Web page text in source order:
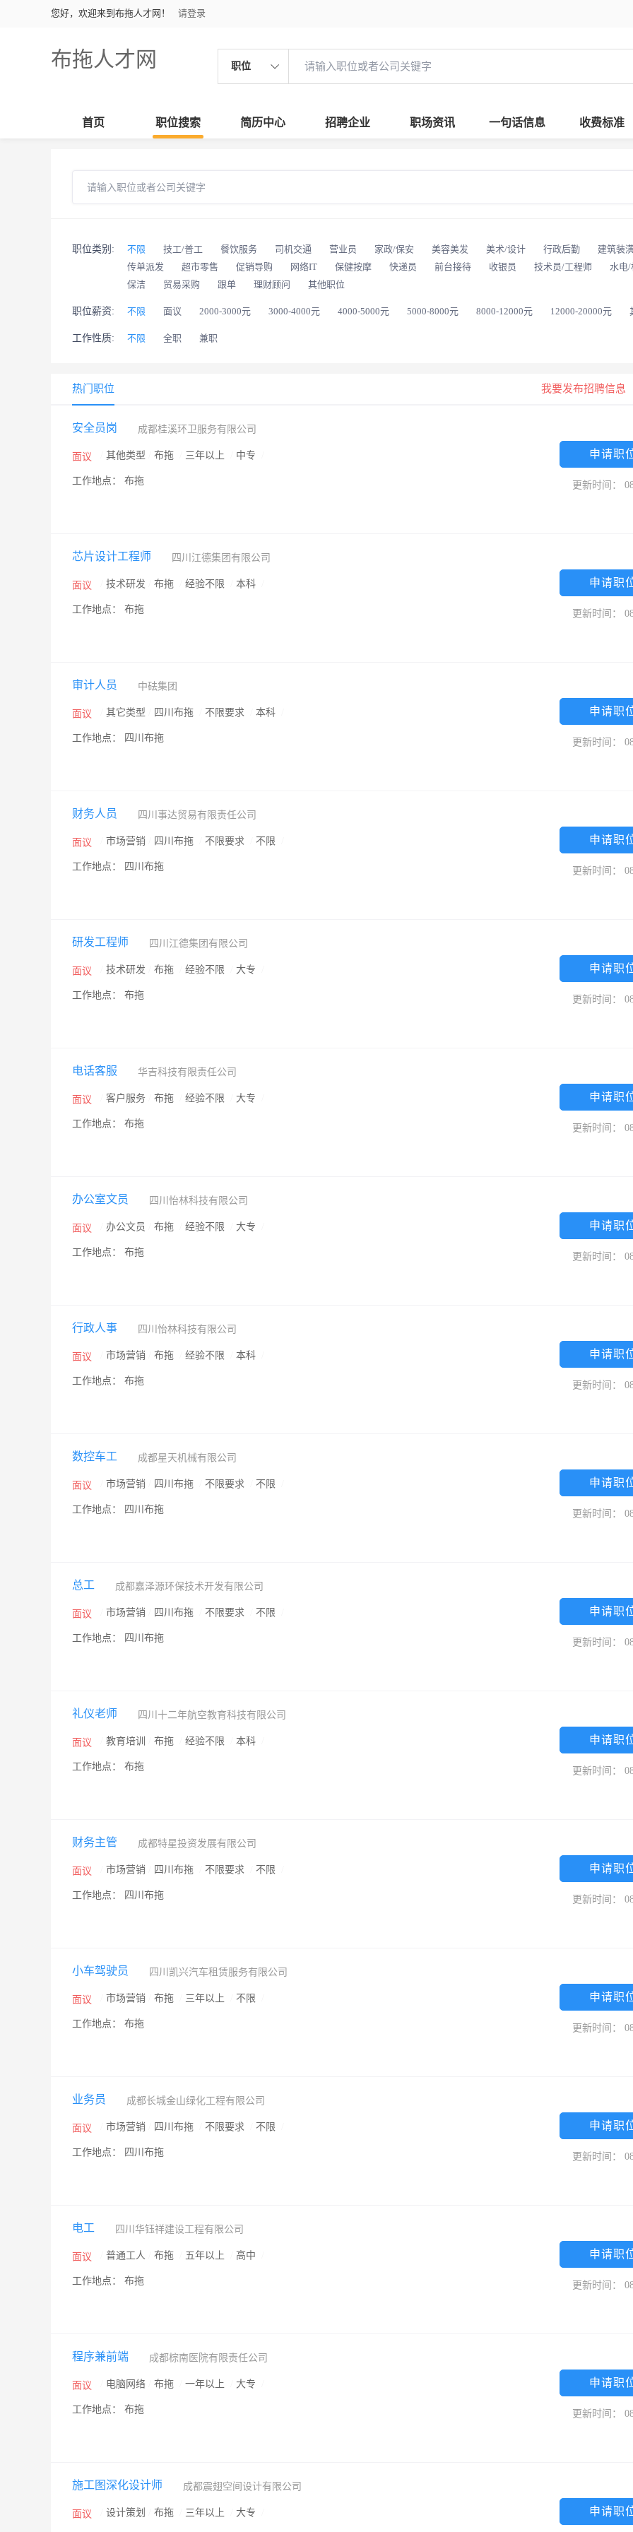
您好，欢迎来到布拖人才网！ 请登录
布拖人才网 职位
首页 职位搜索 简历中心 招聘企业 职场资讯 一句话信息 收费标准
职位类别: 不限 技工/普工 餐饮服务 司机交通 营业员 家政/保安 美容美发 美术/设计 行政后勤 建筑装
传单派发
超市零售 促销导购 网络IT 保健按摩 快递员 前台接待 收银员 技术员/工程师 水电/
保洁
贸易采购 跟单 理财顾问 其他职位
职位薪资: 不限 面议 2000-3000元 3000-4000元 4000-5000元 5000-8000元 8000-12000元 12000-20000元
工作性质: 不限 全职 兼职
热门职位 我要发布招聘信息
安全员岗 成都桂溪环卫服务有限公司
面议 其他类型 布拖 三年以上 中专
工作地点： 布拖
申请职
更新时间：
芯片设计工程师 四川江德集团有限公司
面议 技术研发 布拖 经验不限 本科
工作地点： 布拖
申请职
更新时间：
审计人员 中砝集团
面议 其它类型 四川布拖 不限要求 本科
工作地点： 四川布拖
申请职
更新时间：
财务人员 四川事达贸易有限责任公司
面议 市场营销 四川布拖 不限要求 不限
工作地点： 四川布拖
申请职
更新时间：
研发工程师 四川江德集团有限公司
面议 技术研发 布拖 经验不限 大专
工作地点： 布拖
申请职
更新时间：
电话客服 华吉科技有限责任公司
面议 客户服务 布拖 经验不限 大专
工作地点： 布拖
申请职
更新时间：
办公室文员 四川怡林科技有限公司
面议 办公文员 布拖 经验不限 大专
工作地点： 布拖
申请职
更新时间：
行政人事 四川怡林科技有限公司
面议 市场营销 布拖 经验不限 本科
工作地点： 布拖
申请职
更新时间：
数控车工 成都星天机械有限公司
面议 市场营销 四川布拖 不限要求 不限
工作地点： 四川布拖
申请职
更新时间：
总工 成都嘉泽源环保技术开发有限公司
面议 市场营销 四川布拖 不限要求 不限
工作地点： 四川布拖
申请职
更新时间：
礼仪老师 四川十二年航空教育科技有限公司
面议 教育培训 布拖 经验不限 本科
工作地点： 布拖
申请职
更新时间：
财务主管 成都特星投资发展有限公司
面议 市场营销 四川布拖 不限要求 不限
工作地点： 四川布拖
申请职
更新时间：
小车驾驶员 四川凯兴汽车租赁服务有限公司
面议 市场营销 布拖 三年以上 不限
工作地点： 布拖
申请职
更新时间：
业务员 成都长城金山绿化工程有限公司
面议 市场营销 四川布拖 不限要求 不限
工作地点： 四川布拖
申请职
更新时间：
电工 四川华钰祥建设工程有限公司
面议 普通工人 布拖 五年以上 高中
工作地点： 布拖
申请职
更新时间：
程序兼前端 成都棕南医院有限责任公司
面议 电脑网络 布拖 一年以上 大专
工作地点： 布拖
申请职
更新时间：
施工图深化设计师 成都震翅空间设计有限公司
面议 设计策划 布拖 三年以上 大专 申请职